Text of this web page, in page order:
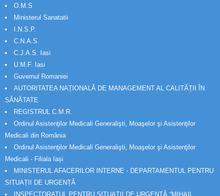
O.M.S
Ministerul Sanatatii
I.N.S.P.
C.N.A.S.
C.J.A.S. Iasi
U.M.F. Iasi
Guvernul Romaniei
AUTORITATEA NAȚIONALĂ DE MANAGEMENT AL CALITĂȚII ÎN
SĂNĂTATE
REGISTRUL C.M.R.
Ordinul Asistenţilor Medicali Generalişti, Moaşelor şi Asistenţilor
Medicali din România
Ordinul Asistenţilor Medicali Generalişti, Moaşelor şi Asistenţilor
Medicali - Filiala Iași
MINISTERUL AFACERILOR INTERNE - DEPARTAMENTUL PENTRU
SITUAȚII DE URGENȚĂ
INSPECTORATUL PENTRU SITUAȚII DE URGENȚĂ “MIHAIL